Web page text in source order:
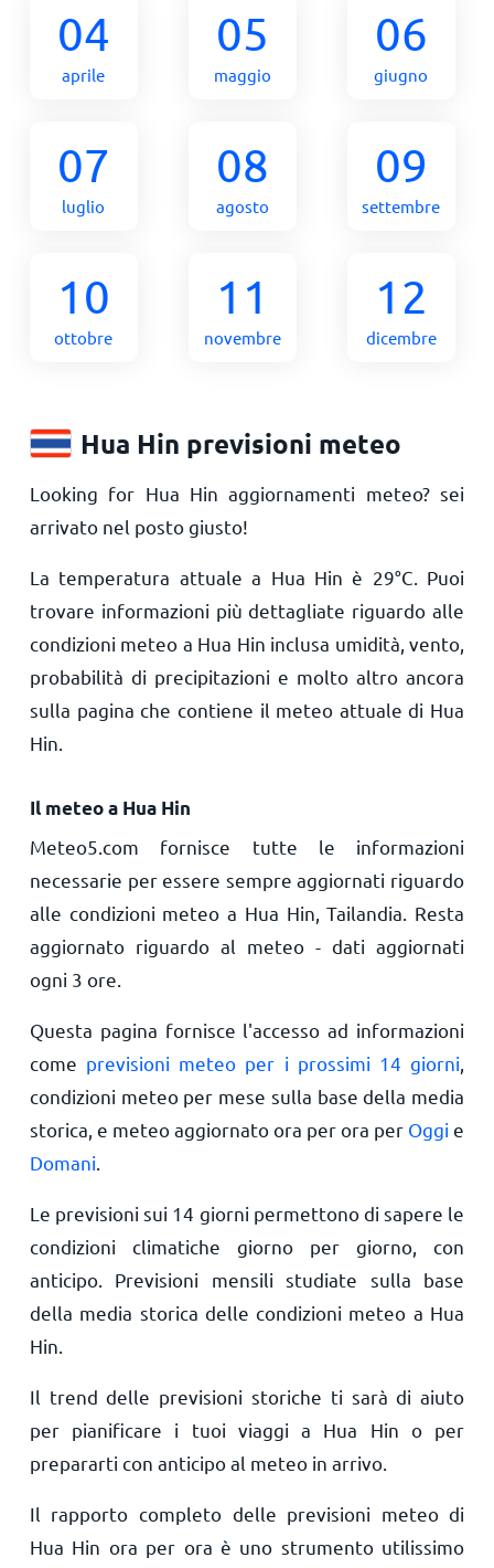
04
aprile
05
maggio
06
giugno
07
luglio
08
agosto
09
settembre
10
ottobre
11
novembre
12
dicembre
Hua Hin previsioni meteo
Looking for Hua Hin aggiornamenti meteo? sei
arrivato nel posto giusto!
La temperatura attuale a Hua Hin è 29°C . Puoi
trovare informazioni più dettagliate riguardo alle
condizioni meteo a Hua Hin inclusa umidità, vento,
probabilità di precipitazioni e molto altro ancora
sulla pagina che contiene il meteo attuale di Hua
Hin.
Il meteo a Hua Hin
Meteo5.com fornisce tutte le informazioni
necessarie per essere sempre aggiornati riguardo
alle condizioni meteo a Hua Hin, Tailandia. Resta
aggiornato riguardo al meteo - dati aggiornati
ogni 3 ore.
Questa pagina fornisce l'accesso ad informazioni
come previsioni meteo per i prossimi 14 giorni
condizioni meteo per mese sulla base della media
storica, e meteo aggiornato ora per ora per Oggi e
Domani
Le previsioni sui 14 giorni permettono di sapere le
condizioni climatiche giorno per giorno, con
anticipo. Previsioni mensili studiate sulla base
della media storica delle condizioni meteo a Hua
Hin.
Il trend delle previsioni storiche ti sarà di aiuto
per pianificare i tuoi viaggi a Hua Hin o per
prepararti con anticipo al meteo in arrivo.
Il rapporto completo delle previsioni meteo di
Hua Hin ora per ora è uno strumento utilissimo